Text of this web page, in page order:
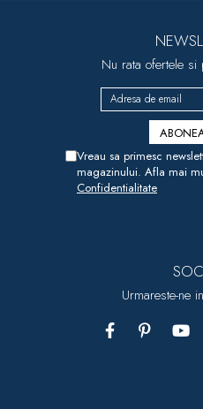
Nu rata ofertele si
Vreau sa primesc
magazinului. Afla mai
Confidentialitate
Urmareste-ne